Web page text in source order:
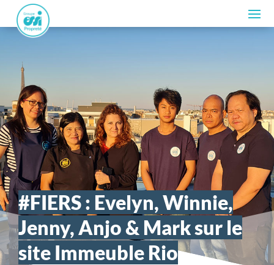
#FIERS : Evelyn, Winnie,
Jenny, Anjo & Mark sur le
site Immeuble Rio